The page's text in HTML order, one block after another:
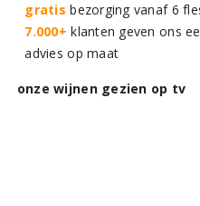
gratis bezorging vanaf 6
7.000+ klanten geven ons
advies op maat
onze wijnen gezien op tv